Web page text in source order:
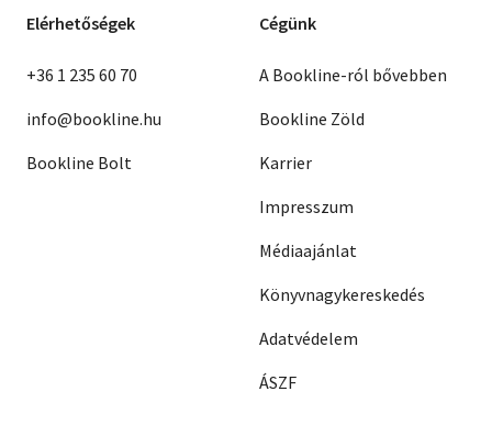
Elérhetőségek
+36 1 235 60 70
info@bookline.hu
Bookline Bolt
Cégünk
A Bookline-ról bővebben
Bookline Zöld
Karrier
Impresszum
Médiaajánlat
Könyvnagykereskedés
Adatvédelem
ÁSZF